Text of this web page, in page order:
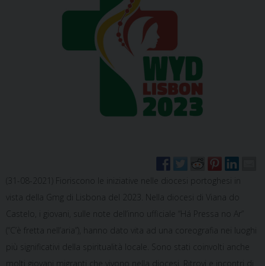
(31-08-2021) Fioriscono le iniziative nelle diocesi portoghesi in
vista della Gmg di Lisbona del 2023. Nella diocesi di Viana do
Castelo, i giovani, sulle note dell’inno ufficiale “Há Pressa no Ar”
(“C’è fretta nell’aria”), hanno dato vita ad una coreografia nei luoghi
più significativi della spiritualità locale. Sono stati coinvolti anche
molti giovani migranti che vivono nella diocesi. Ritrovi e incontri di